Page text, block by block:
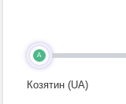
A
Козятин (UA)